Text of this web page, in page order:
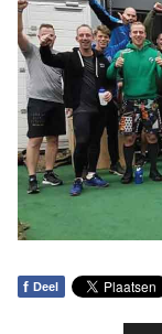
f Deel